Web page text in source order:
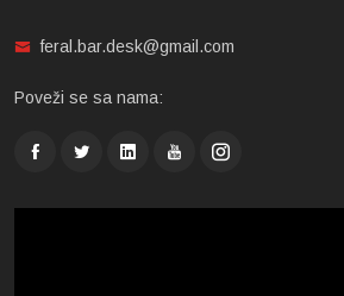
feral.bar.desk@gmail.com
Poveži se sa nama: